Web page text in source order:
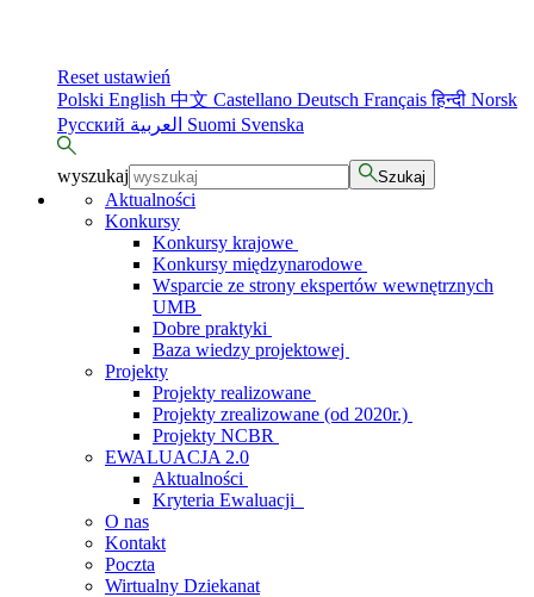
Reset ustawień
Polski English 中文 Castellano Deutsch Françaisहिन्दी Norsk
Русский
Suomi Svenska
wyszukaj Szukaj
Aktualności
Konkursy
Konkursy krajowe
Konkursy międzynarodowe
Wsparcie ze strony ekspertów wewnętrznych
UMB
Dobre praktyki
Baza wiedzy projektowej
Projekty
Projekty realizowane
Projekty zrealizowane (od 2020r.)
Projekty NCBR
EWALUACJA 2.0
Aktualności
Kryteria Ewaluacji
O nas
Kontakt
Poczta
Wirtualny Dziekanat